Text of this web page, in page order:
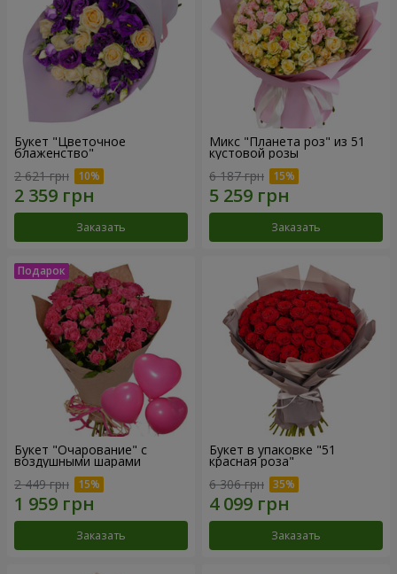
Букет "Цветочное
блаженство"
2 621 грн
Заказать
Микс "Планета роз" из 51
кустовой розы
6 187 грн
Заказать
Букет "Очарование" с
воздушными шарами
2 449 грн
Заказать
Букет в упаковке "51
красная роза"
6 306 грн
Заказать